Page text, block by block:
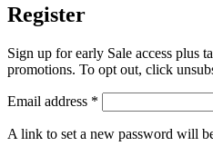
Register
Sign up for early Sale access plus
promotions. To opt out, click
Email address *
A link to set a new password will